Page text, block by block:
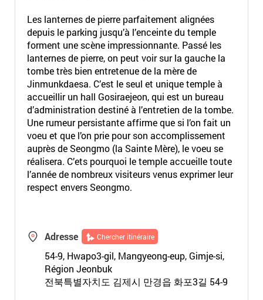
Les lanternes de pierre parfaitement alignées
depuis le parking jusqu’à l’enceinte du temple
forment une scène impressionnante. Passé les
lanternes de pierre, on peut voir sur la gauche la
tombe très bien entretenue de la mère de
Jinmunkdaesa. C’est le seul et unique temple à
accueillir un hall Gosiraejeon, qui est un bureau
d’administration destiné à l’entretien de la tombe.
Une rumeur persistante affirme que si l’on fait un
voeu et que l’on prie pour son accomplissement
auprès de Seongmo (la Sainte Mère), le voeu se
réalisera. C’ets pourquoi le temple accueille toute
l’année de nombreux visiteurs venus exprimer leur
respect envers Seongmo.
Adresse Chercher itinéraire
54-9, Hwapo3-gil, Mangyeong-eup, Gimje-si,
Région Jeonbuk
전북특별자치도 김제시 만경읍 화포3길 54-9